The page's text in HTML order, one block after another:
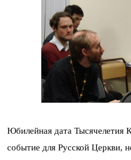
Юбилейная дата
событие для Русской Церкви,